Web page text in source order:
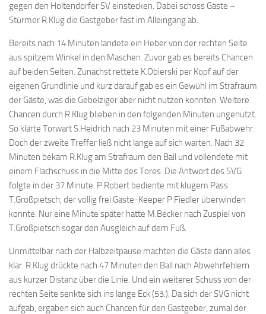
gegen den Holtendorfer SV einstecken. Dabei schoss Gäste –
Stürmer R.Klug die Gastgeber fast im Alleingang ab.
Bereits nach 14 Minuten landete ein Heber von der rechten Seite
aus spitzem Winkel in den Maschen. Zuvor gab es bereits Chancen
auf beiden Seiten. Zunächst rettete K.Obierski per Kopf auf der
eigenen Grundlinie und kurz darauf gab es ein Gewühl im Strafraum
der Gäste, was die Gebelziger aber nicht nutzen konnten. Weitere
Chancen durch R.Klug blieben in den folgenden Minuten ungenutzt.
So klärte Torwart S.Heidrich nach 23 Minuten mit einer Fußabwehr.
Doch der zweite Treffer ließ nicht lange auf sich warten. Nach 32
Minuten bekam R.Klug am Strafraum den Ball und vollendete mit
einem Flachschuss in die Mitte des Tores. Die Antwort des SVG
folgte in der 37.Minute. P.Robert bediente mit klugem Pass
T.Großpietsch, der völlig frei Gäste-Keeper P.Fiedler überwinden
konnte. Nur eine Minute später hatte M.Becker nach Zuspiel von
T.Großpietsch sogar den Ausgleich auf dem Fuß.
Unmittelbar nach der Halbzeitpause machten die Gäste dann alles
klar. R.Klug drückte nach 47 Minuten den Ball nach Abwehrfehlern
aus kurzer Distanz über die Linie. Und ein weiterer Schuss von der
rechten Seite senkte sich ins lange Eck (53.). Da sich der SVG nicht
aufgab, ergaben sich auch Chancen für den Gastgeber, zumal der